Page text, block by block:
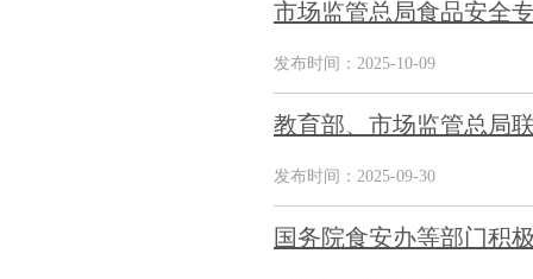
市场监管总局食品安全
发布时间：2025-10-09
教育部、市场监管总局
发布时间：2025-09-30
国务院食安办等部门积